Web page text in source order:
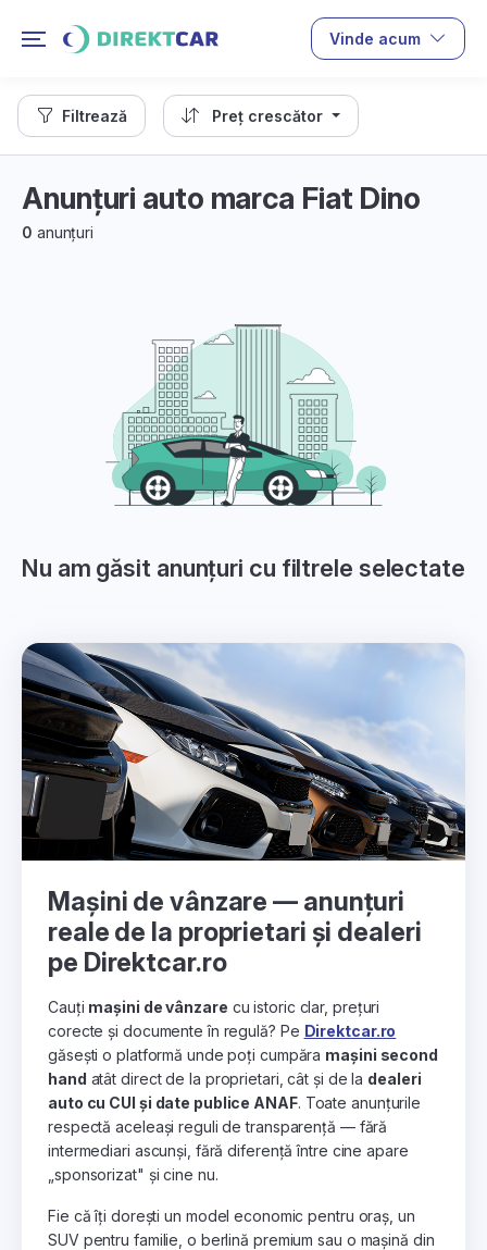
Vinde acum
Filtrează Preț crescător
Anunțuri auto marca Fiat Dino
0 anunțuri
Nu am găsit anunțuri cu filtrele selectate
Mașini de vânzare — anunțuri
reale de la proprietari și dealeri
pe Direktcar.ro
Cauți mașini de vânzare cu istoric clar, prețuri
corecte și documente în regulă? Pe Direktcar.ro
găsești o platformă unde poți cumpăra mașini second
hand atât direct de la proprietari, cât și de la dealeri
auto cu CUI și date publice ANAF. Toate anunțurile
respectă aceleași reguli de transparență — fără
intermediari ascunși, fără diferență între cine apare
„sponsorizat" și cine nu.
Fie că îți dorești un model economic pentru oraș, un
SUV pentru familie, o berlină premium sau o mașină din